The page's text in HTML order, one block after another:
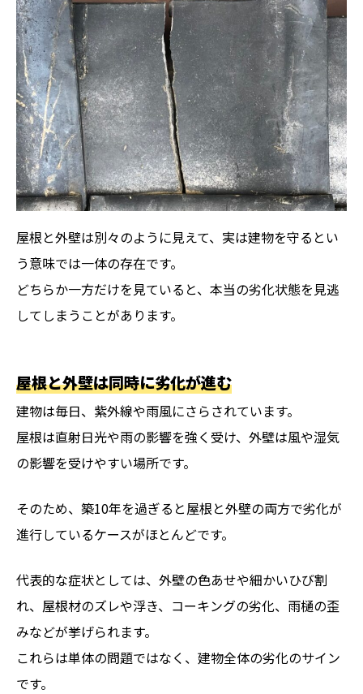
屋根と外壁は別々のように見えて、実は建物を守るとい
う意味では一体の存在です。
どちらか一方だけを見ていると、本当の劣化状態を見逃
してしまうことがあります。
屋根と外壁は同時に劣化が進む
建物は毎日、紫外線や雨風にさらされています。
屋根は直射日光や雨の影響を強く受け、外壁は風や湿気
の影響を受けやすい場所です。
そのため、築10年を過ぎると屋根と外壁の両方で劣化が
進行しているケースがほとんどです。
代表的な症状としては、外壁の色あせや細かいひび割
れ、屋根材のズレや浮き、コーキングの劣化、雨樋の歪
みなどが挙げられます。
これらは単体の問題ではなく、建物全体の劣化のサイン
です。